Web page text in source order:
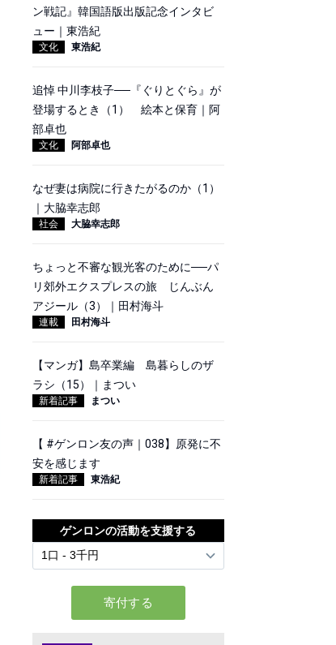
ン戦記』韓国語版出版記念インタビ
ュー｜東浩紀
文化 東浩紀
追悼 中川李枝子──『ぐりとぐら』が
登場するとき（1） 絵本と保育｜阿
部卓也
文化 阿部卓也
なぜ妻は病院に行きたがるのか（1）
｜大脇幸志郎
社会 大脇幸志郎
ちょっと不審な観光客のために──パ
リ郊外エクスプレスの旅 じんぶん
アジール（3）｜田村海斗
連載 田村海斗
【マンガ】島卒業編 島暮らしのザ
ラシ（15）｜まつい
新着記事 まつい
【 #ゲンロン友の声｜038】原発に不
安を感じます
新着記事 東浩紀
ゲンロンの活動を支援する